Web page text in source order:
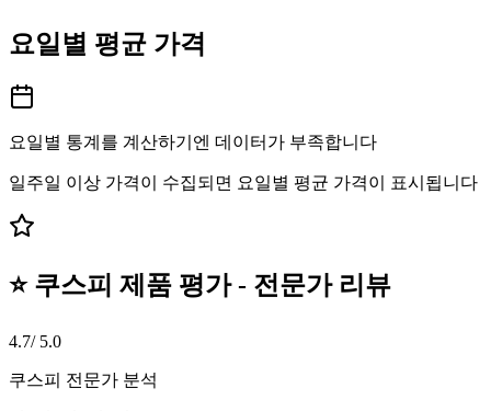
요일별 평균 가격
요일별 통계를 계산하기엔 데이터가 부족합니다
일주일 이상 가격이 수집되면 요일별 평균 가격이 표시됩니다
⭐ 쿠스피 제품 평가 - 전문가 리뷰
4.7/ 5.0
쿠스피 전문가 분석